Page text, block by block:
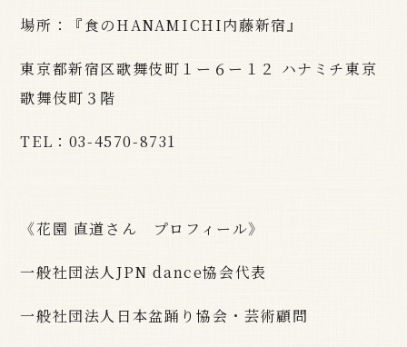
場所：『食のHANAMICHI内藤新宿』
東京都新宿区歌舞伎町１ー６ー１２ ハナミチ東京
歌舞伎町３階
TEL：03-4570-8731
《花園 直道さん プロフィール》
一般社団法人JPN dance協会代表
一般社団法人日本盆踊り協会・芸術顧問